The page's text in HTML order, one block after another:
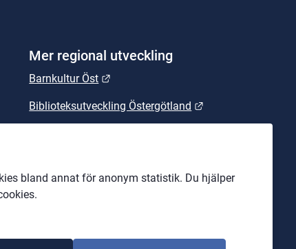
bland annat för anonym statistik. Du hjälper
Mer regional utveckling
Barnkultur Öst
Biblioteksutveckling Östergötland